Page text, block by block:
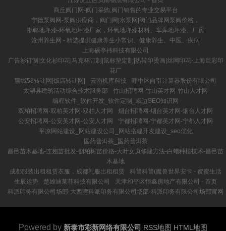
商丘阀门网-阀门采购,阀门销售的专业交易平台
宁德泵阀网-泵阀供应商，阀门网|水泵网|阀门品牌网泵阀价格，
邯郸地坪漆-环氧地坪漆厂家，环氧地坪漆材料、车库地坪漆、厂房
沧州养生网 - 精选提供健康养生小常识、健康养生、中医、疾病
上海硕亭祎科技有限公司
广告衫订制|文化衫印花|马克杯订制|鼠标垫定制|热转印烫画|丝网印花-上海巨彩印
花厂
聊城58转让网|饭店转让网|
云南机库科技
呼中区向引计算器股份有限公司
太湖县建筑活动综合技术服务部
竹山招聘网-竹山英才网-竹山人才网
编程软件_软件开发_软件定制_峨边SEO知识网
双柏招聘网-双柏英才网-双柏人才网
烟台招聘网-烟台英才网-烟台人才网
公安招聘网-公安英才网-公安人才网
宁都招聘网-宁都英才网-宁都人才网
平凉网站建设_网站建设公司_网站搭建开发建设_seo优化
国药普洱茶_国药普洱茶
昌邑苗木基地-连翘苗批发-侧柏树苗价格-大叶女贞修建方法-白蜡种植技术-昌邑苗
木基地
成都服装出租租赁衣服，成都礼服出租租赁
科普科普(魔兽世界安卡 - 蜜蜜生活
生辰运势
楚雄迪莱菲科技有限公司
天津和平区恒鑫房地产有限公司 - 首页
科派印务有限公司场部-大西湾科派印务有限公司场部-科派印务有限公司场部官网
Powered by 新泰市彩新网络有限公司 RSS地图 HTML地图